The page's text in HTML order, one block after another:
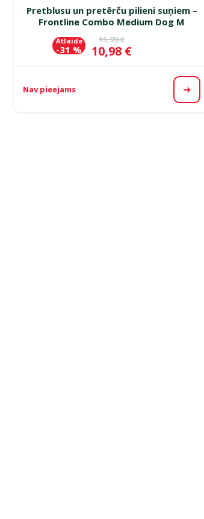
Pretblusu un pretērču pilieni suņiem –
Frontline Combo Medium Dog M
Oriģinālā cena
15,99 €
Cena
10,98 €
Atlaide
-31 %
Nav pieejams